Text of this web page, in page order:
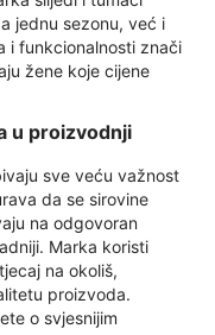
jednu sezonu, već i
i funkcionalnosti znači
žene koje cijene
u proizvodnji
sve veću važnost
da se sirovine
na odgovoran
Marka koristi
na okoliš,
proizvoda.
o svjesnijim